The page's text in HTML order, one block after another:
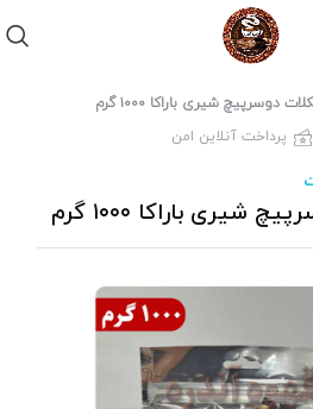
دوسرپیچ شیری باراکا ۱۰۰۰ گرم
پرداخت آنلاین امن
شیری باراکا ۱۰۰۰ گرم